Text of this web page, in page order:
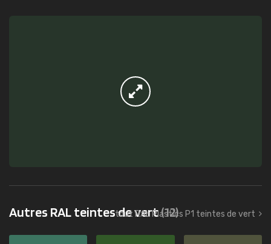
Autres RAL teintes de vert(12)
tout RAL Plastics P1 teintes de vert